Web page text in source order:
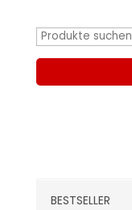
Suchen
BESTSELLER